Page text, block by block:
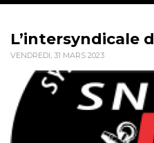
L’intersyndicale
VENDREDI, 31 MARS 2023